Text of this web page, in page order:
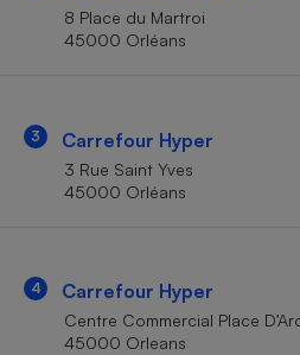
8 Place du Martroi
45000 Orléans
3 Carrefour Hyper
3 Rue Saint Yves
45000 Orléans
4 Carrefour Hyper
Centre Commercial Place
45000 Orleans